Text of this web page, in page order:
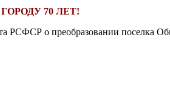
70 ЛЕТ!
РСФСР о преобразовании поселка